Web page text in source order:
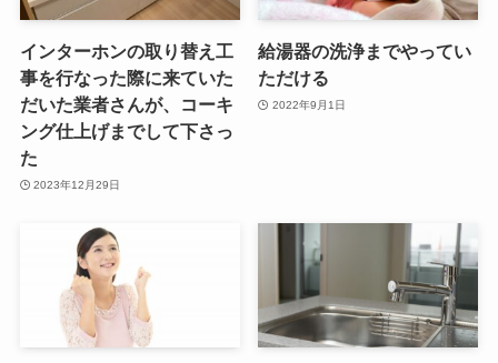
インターホンの取り替え工
事を行なった際に来ていた
だいた業者さんが、コーキ
ング仕上げまでして下さっ
た
2023年12月29日
給湯器の洗浄までやってい
ただける
2022年9月1日